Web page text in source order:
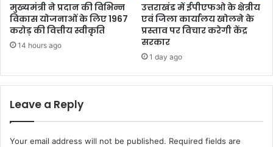
मुख्यमंत्री ने प्रदान की विभिन्न
विकास योजनाओं के लिए 1967
करोड़ की वित्तीय स्वीकृति
14 hours ago
उत्तराखंड में ईपीएफओ के क्षेत्रीय
एवं जिला कार्यालय खोलने के
प्रस्ताव पर विचार करेगी केंद्र
सरकार
1 day ago
Leave a Reply
Your email address will not be published. Required fields are